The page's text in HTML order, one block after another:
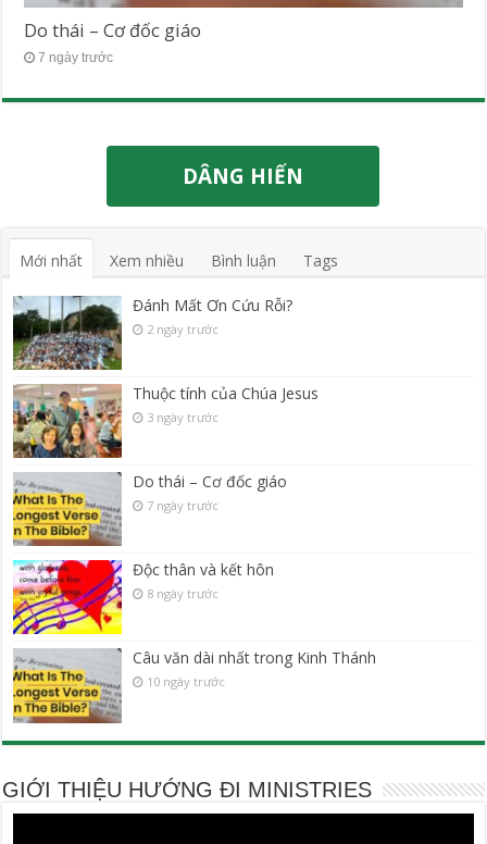
Do thái – Cơ đốc giáo
7 ngày trước
DÂNG HIẾN
Mới nhất Xem nhiều Bình luận Tags
Đánh Mất Ơn Cứu Rỗi?
2 ngày trước
Thuộc tính của Chúa Jesus
3 ngày trước
Do thái – Cơ đốc giáo
7 ngày trước
Độc thân và kết hôn
8 ngày trước
Câu văn dài nhất trong Kinh Thánh
10 ngày trước
GIỚI THIỆU HƯỚNG ĐI MINISTRIES